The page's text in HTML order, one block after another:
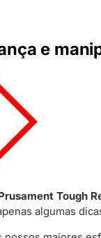
e
Tough
algumas